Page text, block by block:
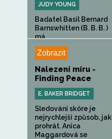
JUDY YOUNG
Badatel Basil Bernard
Barnswhitten (B. B. B. )
má...
Zobrazit
Nalezení míru -
Finding Peace
E. BAKER BRIDGET
Sledování skóre je
nejrychlejší způsob, jak
prohrát. Anica
Maggardová se